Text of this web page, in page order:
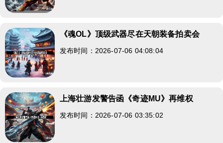
《魂OL》顶级武器尽在天朝装备拍卖会
发布时间：2026-07-06 04:08:04
上海壮游发警告函《奇迹MU》再维权
发布时间：2026-07-06 03:35:02